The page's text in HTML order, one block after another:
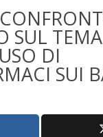
SUL
DI
SUI